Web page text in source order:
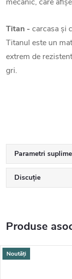
Titan - carcasa și
Titanul este un
extrem de
gri.
Parametri
Discuţie
Produse
Noutăți